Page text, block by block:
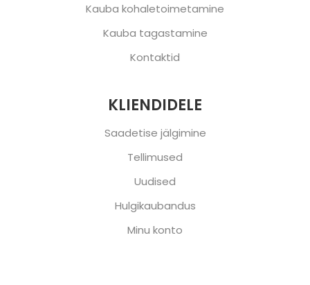
Kauba kohaletoimetamine
Kauba tagastamine
Kontaktid
KLIENDIDELE
Saadetise jälgimine
Tellimused
Uudised
Hulgikaubandus
Minu konto